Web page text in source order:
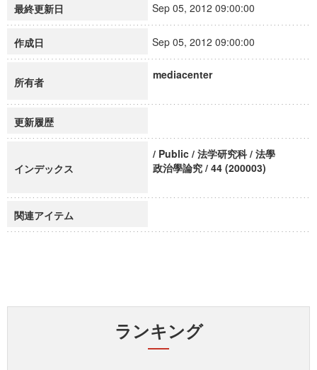
最終更新日 Sep 05, 2012 09:00:00
作成日 Sep 05, 2012 09:00:00
所有者
mediacenter
更新履歴
インデックス
/ Public / 法学研究科 / 法學
政治學論究 / 44 (200003)
関連アイテム
ランキング